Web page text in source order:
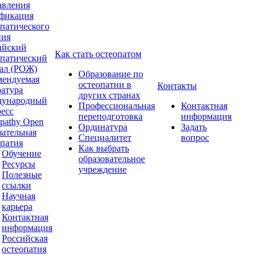
(РОЖ)
Open
Обучение
Ресурсы
Полезные
ссылки
Научная
карьера
Контактная
информация
Российская
остеопатия
Как стать остеопатом
Образование по
остеопатии в
других странах
Профессиональная
переподготовка
Ординатура
Специалитет
Как выбрать
образовательное
учреждение
Контакты
Контактная
информация
Задать
вопрос